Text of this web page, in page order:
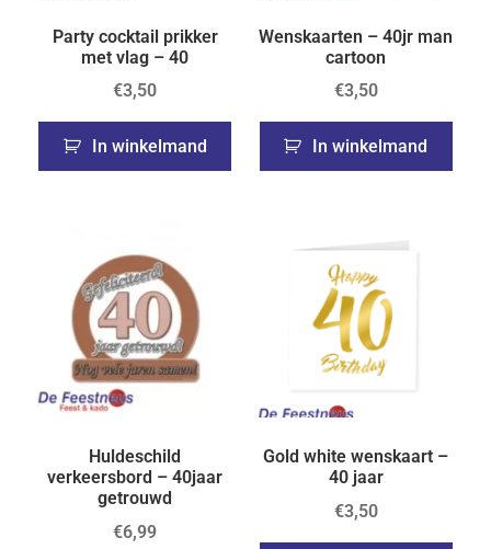
Party cocktail prikker
met vlag – 40
€3,50
In winkelmand
Wenskaarten – 40jr man
cartoon
€3,50
In winkelmand
Huldeschild
verkeersbord – 40jaar
getrouwd
€6,99
Gold white wenskaart –
40 jaar
€3,50